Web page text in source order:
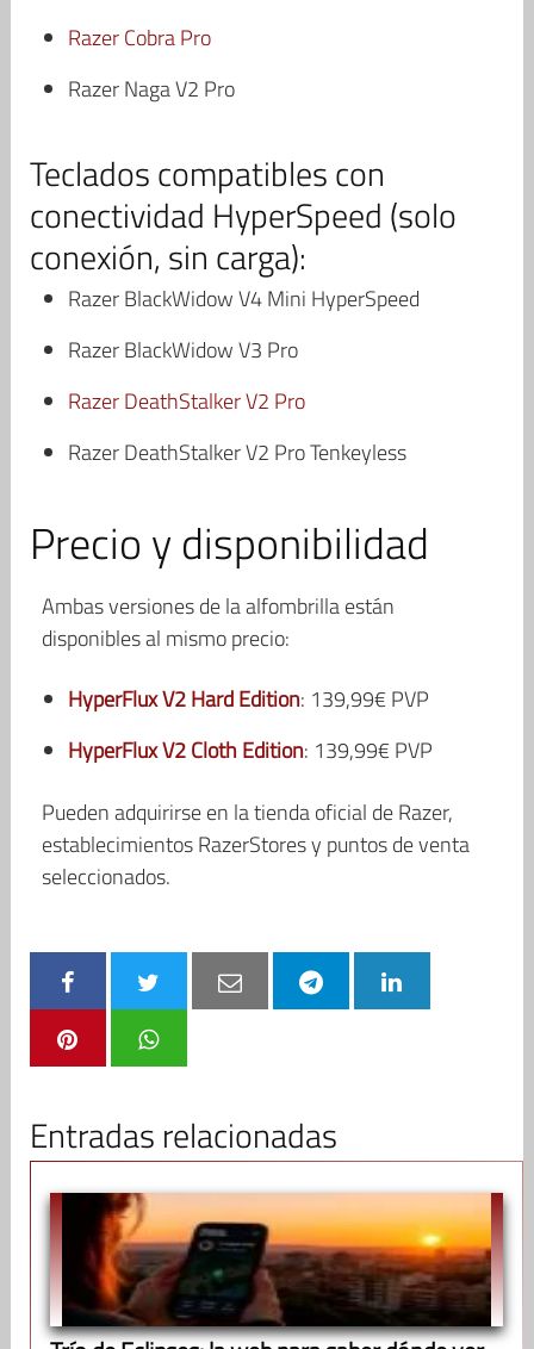
Razer Cobra Pro
Razer Naga V2 Pro
Teclados compatibles con
conectividad HyperSpeed (solo
conexión, sin carga):
Razer BlackWidow V4 Mini HyperSpeed
Razer BlackWidow V3 Pro
Razer DeathStalker V2 Pro
Razer DeathStalker V2 Pro Tenkeyless
Precio y disponibilidad
Ambas versiones de la alfombrilla están
disponibles al mismo precio:
HyperFlux V2 Hard Edition: 139,99€ PVP
HyperFlux V2 Cloth Edition: 139,99€ PVP
Pueden adquirirse en la tienda oficial de Razer,
establecimientos RazerStores y puntos de venta
seleccionados.
Entradas relacionadas